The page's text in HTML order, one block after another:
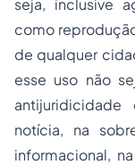
seja, inclusive
como
de qualquer
esse uso não
antijuridicidade
notícia, na
informacional,